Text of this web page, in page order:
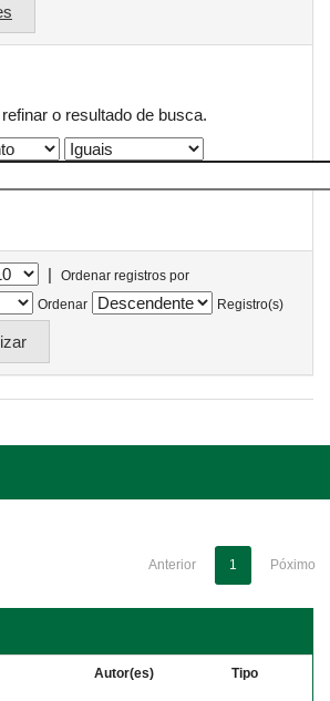
o resultado de busca.
|
Ordenar registros por
Ordenar
Registro(s)
Anterior 1 Póximo
Autor(es) Tipo